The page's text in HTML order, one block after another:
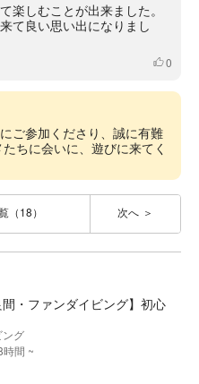
楽しむことが出来ました。
て良い思い出になりまし
いいね
0
ご参加くださり、誠に有難
ちに会いに、遊びに来てく
（18） 次へ
間・ファンダイビング】初心
ング
時間 ~